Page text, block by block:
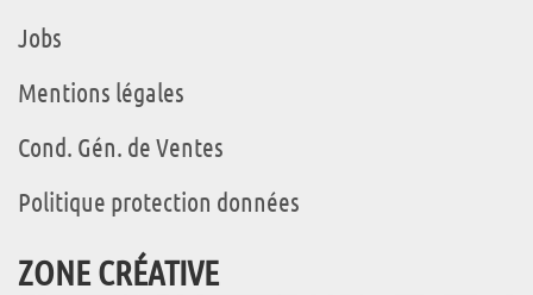
Jobs
Mentions légales
Cond. Gén. de Ventes
Politique protection données
ZONE CRÉATIVE